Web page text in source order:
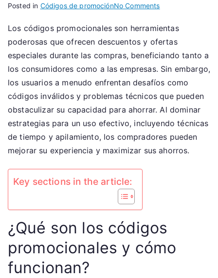
Posted in Códigos de promociónNo Commentson
de
Códigos
Promocionales:
Códigos
Participación
en
eventos
Los códigos promocionales son herramientas
poderosas que ofrecen descuentos y ofertas
especiales durante las compras, beneficiando tanto a
los consumidores como a las empresas. Sin embargo,
los usuarios a menudo enfrentan desafíos como
códigos inválidos y problemas técnicos que pueden
obstaculizar su capacidad para ahorrar. Al dominar
estrategias para un uso efectivo, incluyendo técnicas
de tiempo y apilamiento, los compradores pueden
mejorar su experiencia y maximizar sus ahorros.
Key sections in the article:
¿Qué son los códigos
promocionales y cómo
funcionan?